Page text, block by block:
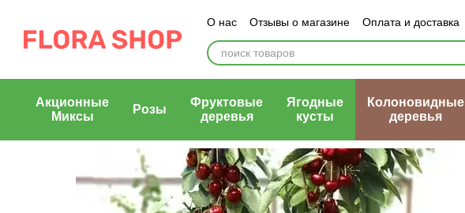
О нас Отзывы о магазине Оплата и доставка
Блог магазина
Публичный договор (оферта)
Акционные
Миксы
Розы
Фруктовые
деревья
Ягодные
кусты
Колоновидные
деревья